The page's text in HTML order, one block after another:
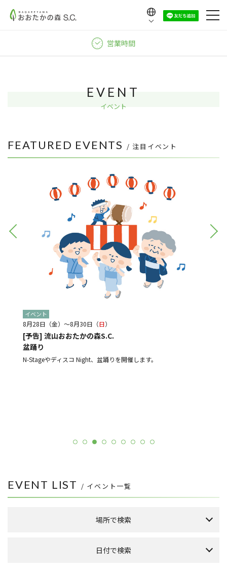
営業時間
EVENT
イベント
FEATURED EVENTS / 注目イベント
イベント
8月28日（金）～8月30日（日）
[予告] 流山おおたかの森S.C.
盆踊り
N-Stageやディスコ Night、盆踊りを開催します。
EVENT LIST / イベント一覧
場所で検索
日付で検索